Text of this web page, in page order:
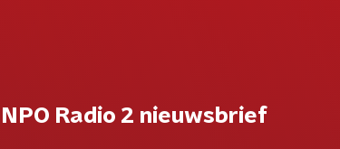
NPO Radio 2 nieuwsbrief